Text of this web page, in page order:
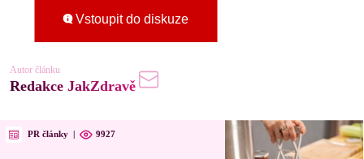
Vstoupit do diskuze
Autor článku
Redakce JakZdravě
PR články | 9927